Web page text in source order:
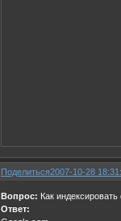
Поделиться2007-10-28
Вопрос: Как
Ответ: